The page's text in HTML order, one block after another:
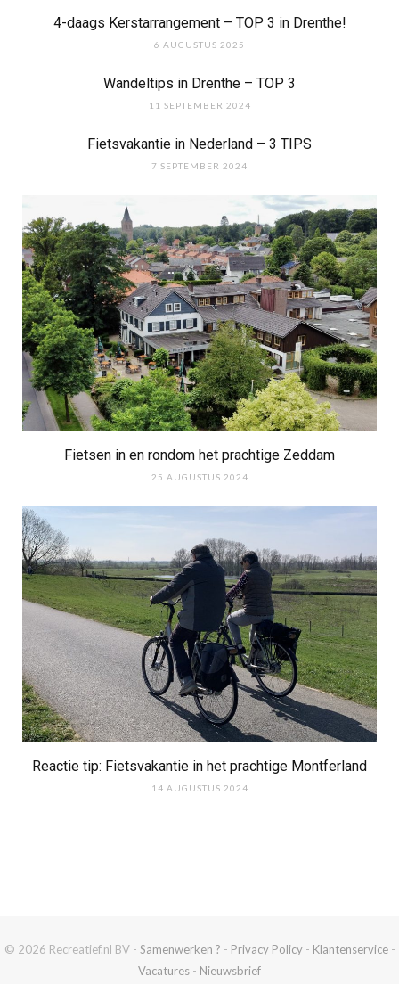
4-daags Kerstarrangement – TOP 3 in Drenthe!
6 AUGUSTUS 2025
Wandeltips in Drenthe – TOP 3
11 SEPTEMBER 2024
Fietsvakantie in Nederland – 3 TIPS
7 SEPTEMBER 2024
Fietsen in en rondom het prachtige Zeddam
25 AUGUSTUS 2024
Reactie tip: Fietsvakantie in het prachtige Montferland
14 AUGUSTUS 2024
© 2026 Recreatief.nl BV - Samenwerken ? - Privacy Policy- Klantenservice-
Vacatures - Nieuwsbrief